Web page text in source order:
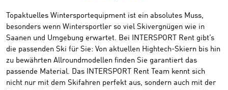
Topaktuelles Wintersportequipment ist ein absolutes Muss,
besonders wenn Wintersportler so viel Skivergnügen wie in
Saanen und Umgebung erwartet. Bei INTERSPORT Rent gibt’s
die passenden Ski für Sie: Von aktuellen Hightech-Skiern bis hin
zu bewährten Allroundmodellen finden Sie garantiert das
passende Material. Das INTERSPORT Rent Team kennt sich
nicht nur mit dem Skifahren perfekt aus, sondern auch mit der